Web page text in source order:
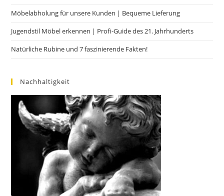
Möbelabholung für unsere Kunden | Bequeme Lieferung
Jugendstil Möbel erkennen | Profi-Guide des 21. Jahrhunderts
Natürliche Rubine und 7 faszinierende Fakten!
Nachhaltigkeit